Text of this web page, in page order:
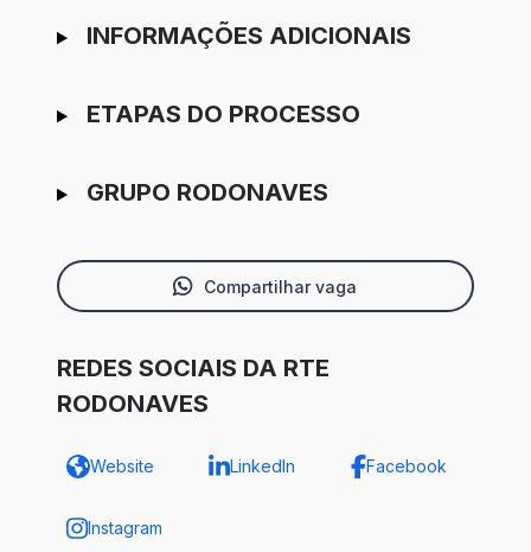
INFORMAÇÕES ADICIONAIS
ETAPAS DO PROCESSO
GRUPO RODONAVES
Compartilhar vaga
REDES SOCIAIS DA RTE
RODONAVES
Website LinkedIn Facebook
Instagram